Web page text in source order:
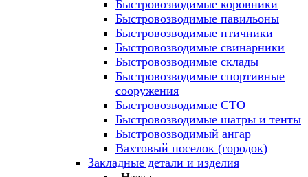
Быстровозводимые коровники
Быстровозводимые павильоны
Быстровозводимые птичники
Быстровозводимые свинарники
Быстровозводимые склады
Быстровозводимые спортивные
сооружения
Быстровозводимые СТО
Быстровозводимые шатры и тенты
Быстровозводимый ангар
Вахтовый поселок (городок)
Закладные детали и изделия